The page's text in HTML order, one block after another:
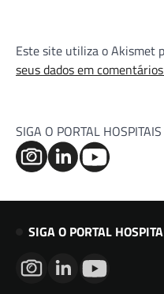
Este site utiliza o Akismet
seus dados em
SIGA O PORTAL
SIGA O PORTAL